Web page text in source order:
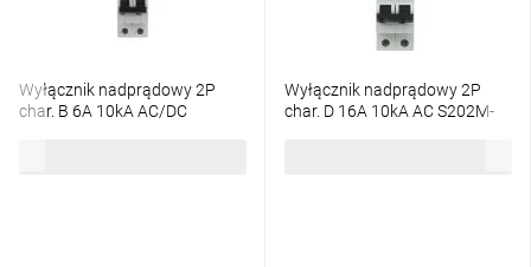
Wyłącznik nadprądowy 2P
char. B 6A 10kA AC/DC
Wyłącznik nadprądowy 2P
char. D 16A 10kA AC S202M-